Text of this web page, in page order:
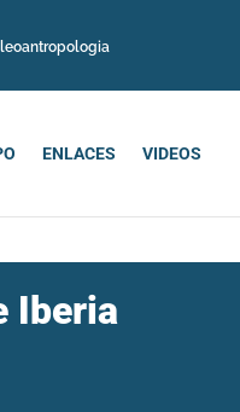
ENLACES VIDEOS
Iberia